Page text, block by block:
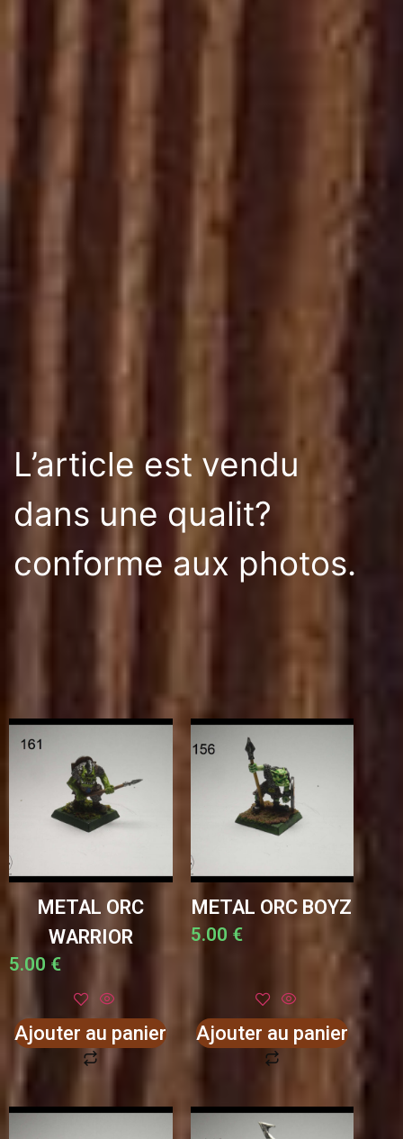
L’article est vendu
dans une qualit?
conforme aux photos.
METAL ORC
WARRIOR
5.00 €
Ajouter au panier
METAL ORC BOYZ
5.00 €
Ajouter au panier